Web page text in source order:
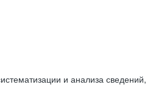
и анализа сведений,